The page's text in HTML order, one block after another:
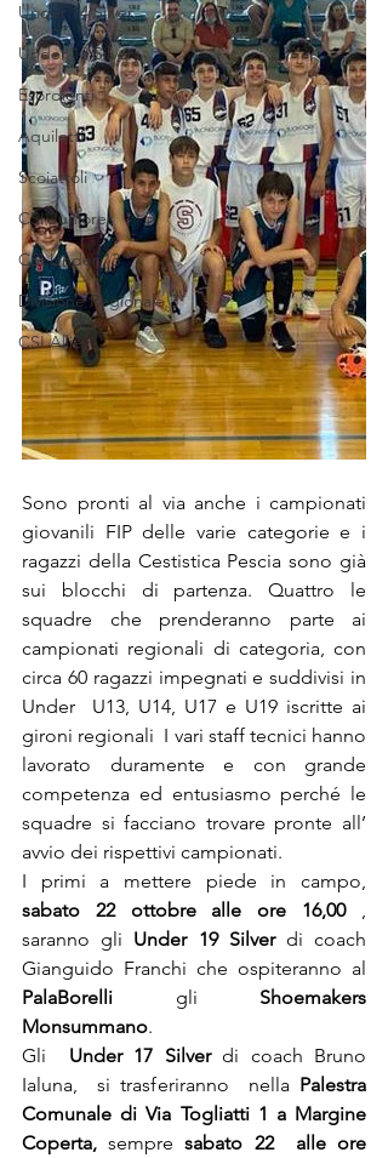
Under 14 Silver
Under 13 Silver
Esordienti
Aquilotti
Scoiattoli
CSI Juniores
CSI Under 13
Divisione Regionale 3
CSI Allievi
Sono pronti al via anche i campionati
giovanili FIP delle varie categorie e i
ragazzi della Cestistica Pescia sono già
sui blocchi di partenza. Quattro le
squadre che prenderanno parte ai
campionati regionali di categoria, con
circa 60 ragazzi impegnati e suddivisi in
Under  U13, U14, U17 e U19 iscritte ai
gironi regionali  I vari staff tecnici hanno
lavorato duramente e con grande
competenza ed entusiasmo perché le
squadre si facciano trovare pronte all’
avvio dei rispettivi campionati.
sabato 22 ottobre alle ore 16,00 ,
saranno gli Under 19 Silver di coach
PalaBorelli gli Shoemakers
Monsummano.
Gli Under 17 Silver di coach Bruno
Ialuna,  si trasferiranno  nella Palestra
Comunale di Via Togliatti 1 a Margine
Coperta, sempre sabato 22  alle ore